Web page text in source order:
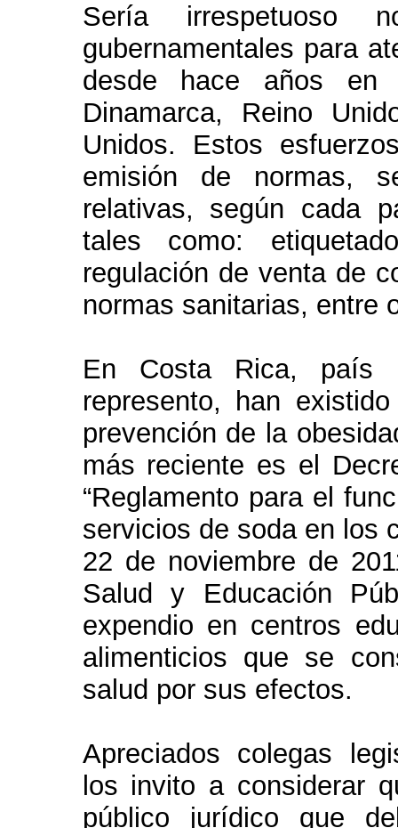
Sería irrespetuoso
gubernamentales para
desde hace años en
Dinamarca, Reino
Unidos. Estos
emisión de normas,
relativas, según cada
tales como:
regulación de venta de
normas sanitarias, entre
En Costa Rica, país
represento, han
prevención de la
más reciente es el
“Reglamento para el
servicios de soda en los
22 de noviembre de
Salud y Educación
expendio en centros
alimenticios que se
salud por sus efectos.
Apreciados colegas
los invito a considerar
público jurídico que